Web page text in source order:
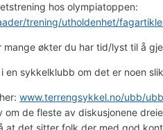
hos olympiatoppen:
trening/utholdenhet/
økter du har tid/lyst til å
en sykkelklubb om det er noen
www.terrengsykkel.no/ubb/
om de fleste av diskusjonene